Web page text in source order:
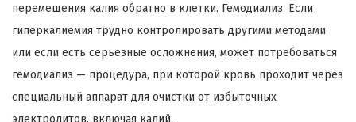
перемещения калия обратно в клетки. Гемодиализ. Если
гиперкалиемия трудно контролировать другими методами
или если есть серьезные осложнения, может потребоваться
гемодиализ — процедура, при которой кровь проходит через
специальный аппарат для очистки от избыточных
электролитов, включая калий.